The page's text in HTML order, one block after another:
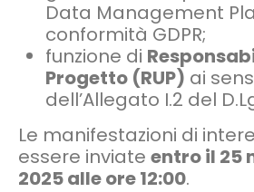
Data Management
conformità GDPR;
funzione di
Progetto (RUP) ai
dell’Allegato I.2 del
Le manifestazioni di
essere inviate entro il 25
2025 alle ore 12:00.